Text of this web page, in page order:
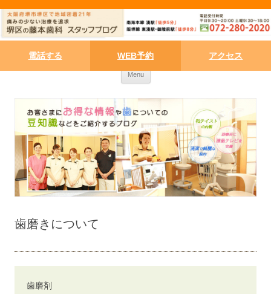
電話する WEB予約 アクセス
Menu Skip to content
歯磨きについて
歯磨剤